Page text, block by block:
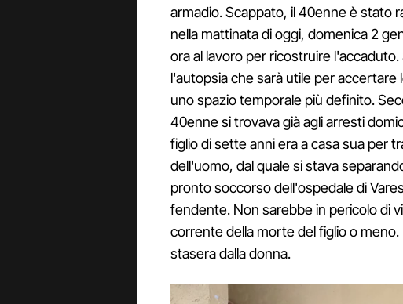
armadio. Scappato, il 40enne è stato
nella mattinata di oggi, domenica 2
ora al lavoro per ricostruire
l'autopsia che sarà utile per accertare
uno spazio temporale più definito.
40enne si trovava già agli arresti
figlio di sette anni era a casa sua per
dell'uomo, dal quale si stava
pronto soccorso dell'ospedale di
fendente. Non sarebbe in pericolo di
corrente della morte del figlio o
stasera dalla donna.